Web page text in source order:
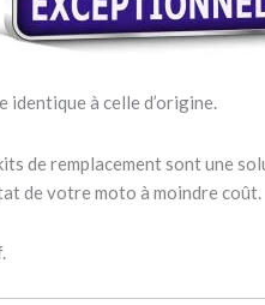
identique à celle d’origine.
de remplacement sont une
de votre moto à moindre coût.